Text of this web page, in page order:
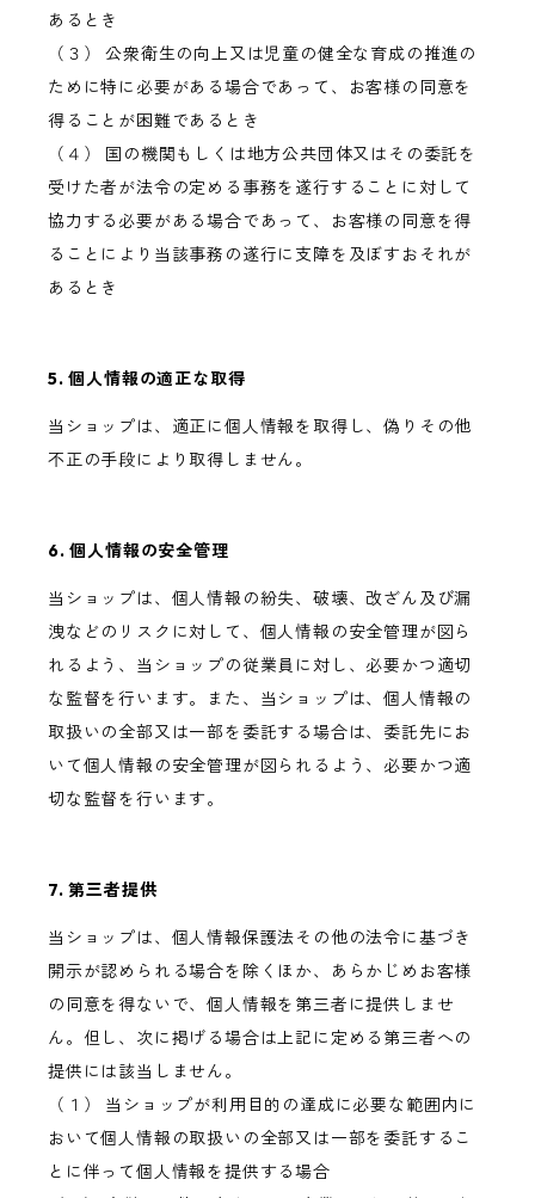
あるとき
（３） 公衆衛生の向上又は児童の健全な育成の推進の
ために特に必要がある場合であって、お客様の同意を
得ることが困難であるとき
（４） 国の機関もしくは地方公共団体又はその委託を
受けた者が法令の定める事務を遂行することに対して
協力する必要がある場合であって、お客様の同意を得
ることにより当該事務の遂行に支障を及ぼすおそれが
あるとき
5. 個人情報の適正な取得
当ショップは、適正に個人情報を取得し、偽りその他
不正の手段により取得しません。
6. 個人情報の安全管理
当ショップは、個人情報の紛失、破壊、改ざん及び漏
洩などのリスクに対して、個人情報の安全管理が図ら
れるよう、当ショップの従業員に対し、必要かつ適切
な監督を行います。また、当ショップは、個人情報の
取扱いの全部又は一部を委託する場合は、委託先にお
いて個人情報の安全管理が図られるよう、必要かつ適
切な監督を行います。
7. 第三者提供
当ショップは、個人情報保護法その他の法令に基づき
開示が認められる場合を除くほか、あらかじめお客様
の同意を得ないで、個人情報を第三者に提供しませ
ん。但し、次に掲げる場合は上記に定める第三者への
提供には該当しません。
（１） 当ショップが利用目的の達成に必要な範囲内に
おいて個人情報の取扱いの全部又は一部を委託するこ
とに伴って個人情報を提供する場合